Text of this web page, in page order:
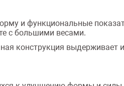
и функциональные
с большими весами.
конструкция выдерживает